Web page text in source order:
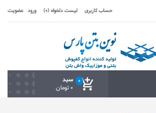
حساب کاربری لیست دلخواه (0) ورود عضویت
سبد 0
0 تومان